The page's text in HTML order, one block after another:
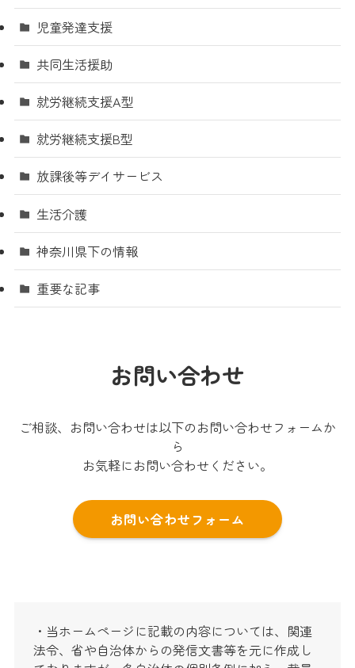
児童発達支援
共同生活援助
就労継続支援A型
就労継続支援B型
放課後等デイサービス
生活介護
神奈川県下の情報
重要な記事
お問い合わせ
ご相談、お問い合わせは以下のお問い合わせフォームか
ら
お気軽にお問い合わせください。
お問い合わせフォーム
・当ホームページに記載の内容については、関連
法令、省や自治体からの発信文書等を元に作成し